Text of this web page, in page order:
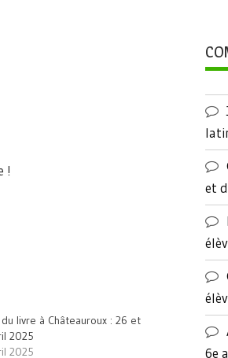
!
du livre à Châteauroux : 26 et
2025
2025
et
6e